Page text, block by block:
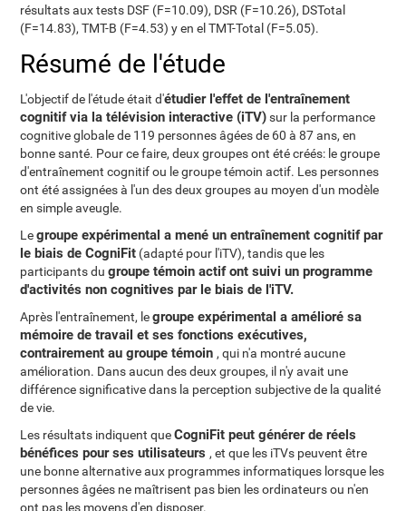
résultats aux tests DSF (F=10.09), DSR (F=10.26), DSTotal
(F=14.83), TMT-B (F=4.53) y en el TMT-Total (F=5.05).
Résumé de l'étude
L'objectif de l'étude était d'étudier l'effet de l'entraînement
cognitif via la télévision interactive (iTV)sur la performance
cognitive globale de 119 personnes âgées de 60 à 87 ans, en
bonne santé. Pour ce faire, deux groupes ont été créés: le groupe
d'entraînement cognitif ou le groupe témoin actif. Les personnes
ont été assignées à l'un des deux groupes au moyen d'un modèle
en simple aveugle.
Legroupe expérimental a mené un entraînement cognitif par
le biais de CogniFit (adapté pour l'iTV), tandis que les
participants dugroupe témoin actif ont suivi un programme
d'activités non cognitives par le biais de l'iTV.
Après l'entraînement, legroupe expérimental a amélioré sa
mémoire de travail et ses fonctions exécutives,
contrairement au groupe témoin, qui n'a montré aucune
amélioration. Dans aucun des deux groupes, il n'y avait une
différence significative dans la perception subjective de la qualité
de vie.
Les résultats indiquent queCogniFit peut générer de réels
bénéfices pour ses utilisateurs, et que les iTVs peuvent être
une bonne alternative aux programmes informatiques lorsque les
personnes âgées ne maîtrisent pas bien les ordinateurs ou n'en
ont pas les moyens d'en disposer.